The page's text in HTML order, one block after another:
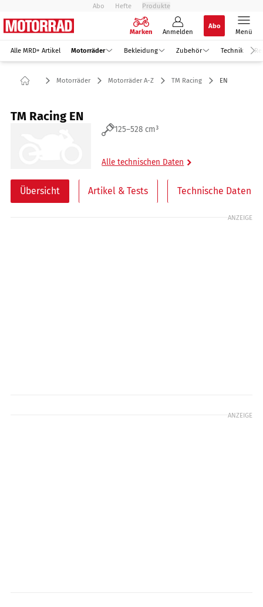
Abo Hefte Produkte
Marken Anmelden
Abo
Menü
Alle MRD+ Artikel Motorräder Bekleidung Zubehör Technik
Motorräder Motorräder A-Z TM Racing EN
TM Racing EN
125–528 cm³
Alle technischen Daten
Übersicht Artikel & Tests Technische Daten
ANZEIGE
ANZEIGE